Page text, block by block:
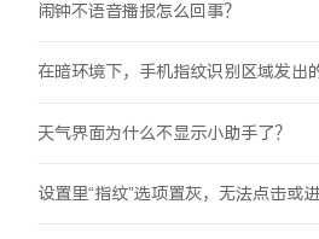
闹钟不语音播报怎么回事？
在暗环境下，手机指纹识别区域发出
天气界面为什么不显示小助手了？
设置里“指纹”选项置灰，无法点击或进